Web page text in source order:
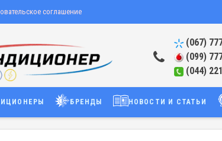
соглашение
(067)
(099)
(044)
БРЕНДЫ НОВОСТИ И СТАТЬИ